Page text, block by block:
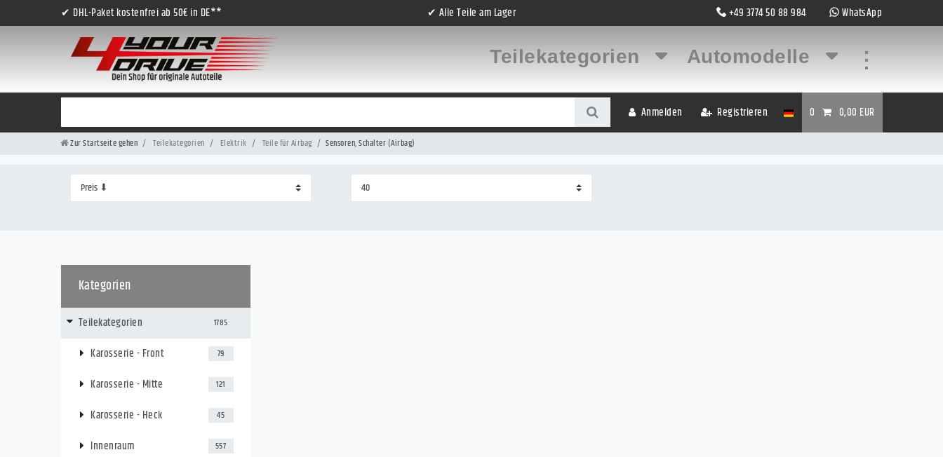
✔ DHL-Paket kostenfrei ab 50€ in DE** ✔ Alle Teile am Lager +49 3774 50 88 984 WhatsApp
Teilekategorien Automodelle ...
Anmelden Registrieren 0 0,00 EUR
Zur Startseite gehen Teilekategorien Elektrik Teile für Airbag Sensoren, Schalter (Airbag)
Kategorien
Teilekategorien 1785
Karosserie - Front 79
Karosserie - Mitte 121
Karosserie - Heck 45
Innenraum 557